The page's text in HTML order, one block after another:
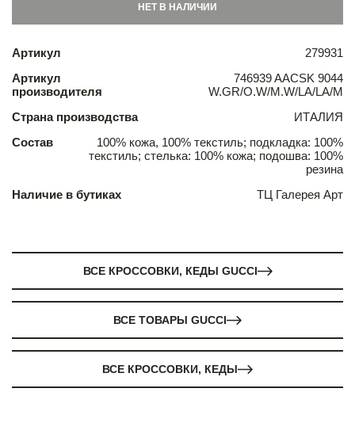
НЕТ В НАЛИЧИИ
Артикул
279931
Артикул
производителя
746939 AACSK 9044
W.GR/O.W/M.W/LA/LA/M
Страна производства
ИТАЛИЯ
Состав
100% кожа, 100% текстиль; подкладка: 100%
текстиль; стелька: 100% кожа; подошва: 100%
резина
Наличие в бутиках
ТЦ Галерея Арт
ВСЕ КРОССОВКИ, КЕДЫ GUCCI
ВСЕ ТОВАРЫ GUCCI
ВСЕ КРОССОВКИ, КЕДЫ